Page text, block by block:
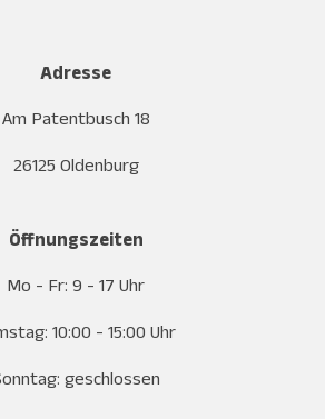
Adresse
Am Patentbusch 18
26125 Oldenburg
Öffnungszeiten
Mo - Fr: 9 - 17 Uhr
10:00 - 15:00 Uhr
geschlossen